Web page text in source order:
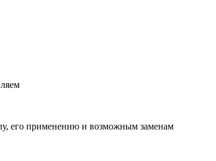
его применению и возможным заменам